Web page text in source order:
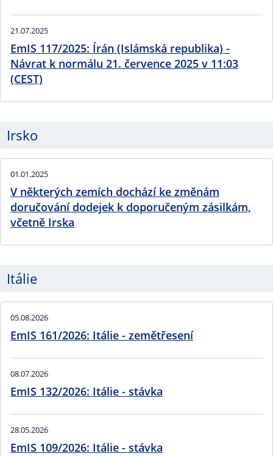
21.07.2025
EmIS 117/2025: Írán (Islámská republika) -
Návrat k normálu 21. července 2025 v 11:03
(CEST)
Irsko
01.01.2025
V některých zemích dochází ke změnám
doručování dodejek k doporučeným zásilkám,
včetně Irska
Itálie
05.08.2026
EmIS 161/2026: Itálie - zemětřesení
08.07.2026
EmIS 132/2026: Itálie - stávka
28.05.2026
EmIS 109/2026: Itálie - stávka